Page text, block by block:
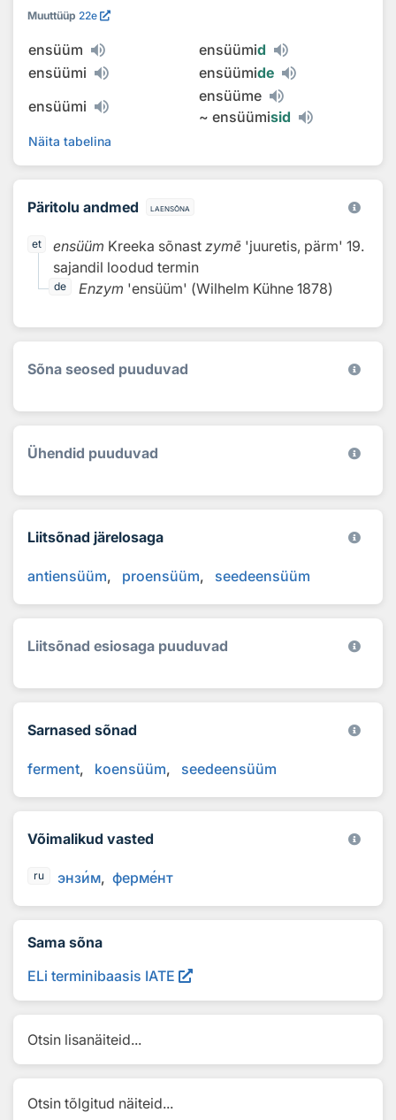
Muuttüüp 22e
ensüüm ensüümid
ensüümi
ensüümide
ensüümi
ensüüme
~ ensüümisid
Näita tabelina
Päritolu andmed laensõna
et ensüüm Kreeka sõnastzymē 'juuretis, pärm' 19.
sajandil loodud termin
de Enzym 'ensüüm' (Wilhelm Kühne 1878)
Sõna seosed puuduvad
Ühendid puuduvad
Liitsõnad järelosaga
antiensüüm proensüüm seedeensüüm
Liitsõnad esiosaga puuduvad
Sarnased sõnad
ferment koensüüm seedeensüüm
Võimalikud vasted
ru энзим фермент
Sama sõna
ELi terminibaasis IATE
Otsin lisanäiteid...
Otsin tõlgitud näiteid...